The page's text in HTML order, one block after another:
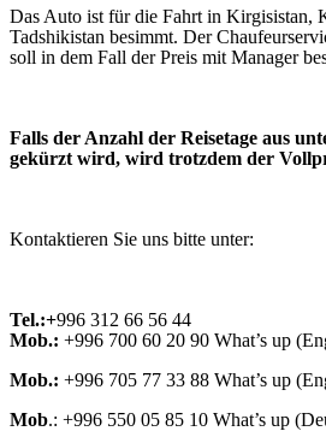
Das Auto ist für die Fahrt in Kirgisistan,
Tadshikistan besimmt. Der
soll in dem Fall der Preis mit Manager
Falls der Anzahl der Reisetage aus
gekürzt wird, wird trotzdem der
Kontaktieren Sie uns bitte unter:
Tel.:+996 312 66 56 44
Mob.: +996 700 60 20 90 What’s up
Mob.: +996 705 77 33 88 What’s up
Mob.: +996 550 05 85 10 What’s up